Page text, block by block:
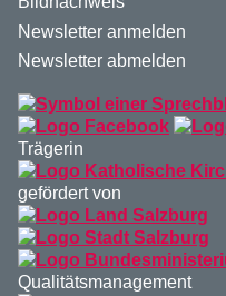
Newsletter anmelden
Newsletter abmelden
Trägerin
gefördert von
Qualitätsmanagement